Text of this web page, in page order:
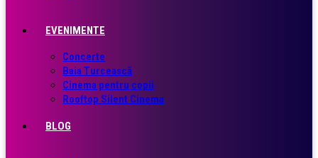
EVENIMENTE
Concerte
Baia Turcească
Cinema pentru copii
Rooftop Silent Cinema
BLOG